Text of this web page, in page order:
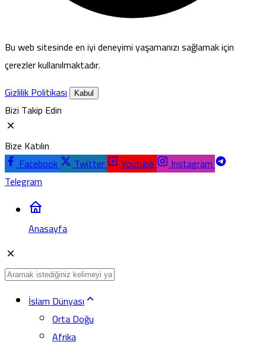
Bu web sitesinde en iyi deneyimi yaşamanızı sağlamak için
çerezler kullanılmaktadır.
Gizlilik Politikası
Kabul
Bizi Takip Edin
Bize Katılın
Facebook
Twitter Youtube
Instagram
Telegram
Anasayfa
İslam Dünyası
Orta Doğu
Afrika